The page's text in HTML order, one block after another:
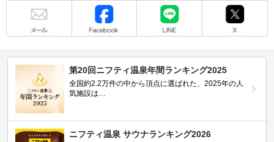
第20回ニフティ温泉年間ランキング2025
全国約2.2万件の中から頂点に選ばれた、2025年の人
気施設は…
ニフティ温泉 サウナランキング2026